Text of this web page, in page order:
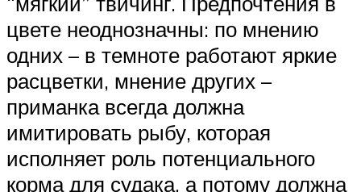
цвете неоднозначны: по мнению
одних – в темноте работают яркие
расцветки, мнение других –
приманка всегда должна
имитировать рыбу, которая
исполняет роль потенциального
корма для судака, а потому должна